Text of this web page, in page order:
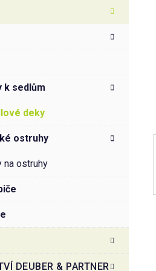
k sedlům
deky
ostruhy
na ostruhy
DEUBER & PARTNER